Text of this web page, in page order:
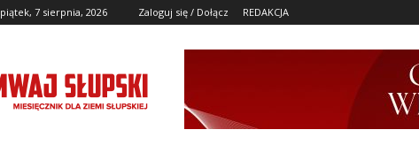
piątek, 7 sierpnia, 2026 Zaloguj się / Dołącz REDAKCJA